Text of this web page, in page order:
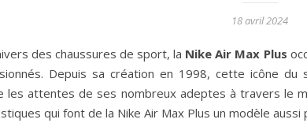
18 avril 2024
des chaussures de sport, la Nike Air Max Plus
Depuis sa création en 1998, cette icône du
les attentes de ses nombreux adeptes à travers le
qui font de la Nike Air Max Plus un modèle aussi